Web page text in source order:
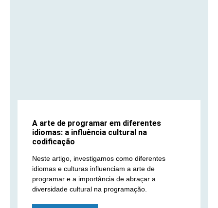
A arte de programar em diferentes
idiomas: a influência cultural na
codificação
Neste artigo, investigamos como diferentes
idiomas e culturas influenciam a arte de
programar e a importância de abraçar a
diversidade cultural na programação.